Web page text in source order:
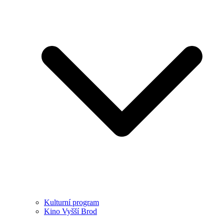
Kulturní program
Kino Vyšší Brod